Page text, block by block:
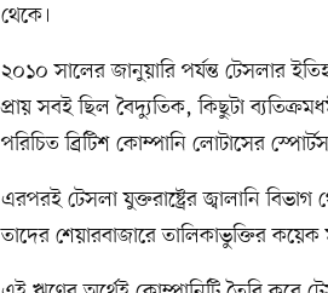
থেকে।
২০১০ সালের জানুয়ারি পর্যন্ত টেসলার
প্রায় সবই ছিল বৈদ্যুতিক, কিছুটা
পরিচিত ব্রিটিশ কোম্পানি লোটাসের
এরপরই টেসলা যুক্তরাষ্ট্রের জ্বালানি
তাদের শেয়ারবাজারে তালিকাভুক্তির